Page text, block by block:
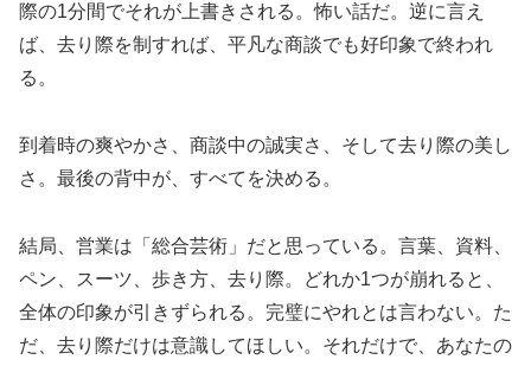
際の1分間でそれが上書きされる。怖い話だ。逆に言え
ば、去り際を制すれば、平凡な商談でも好印象で終われ
る。
到着時の爽やかさ、商談中の誠実さ、そして去り際の美し
さ。最後の背中が、すべてを決める。
結局、営業は「総合芸術」だと思っている。言葉、資料、
ペン、スーツ、歩き方、去り際。どれか1つが崩れると、
全体の印象が引きずられる。完璧にやれとは言わない。た
だ、去り際だけは意識してほしい。それだけで、あなたの